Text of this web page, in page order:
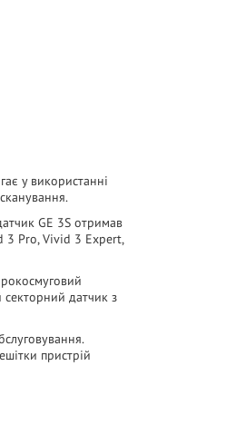
у використанні
GE 3S отримав
3 Pro, Vivid 3 Expert,
датчик з
пристрій